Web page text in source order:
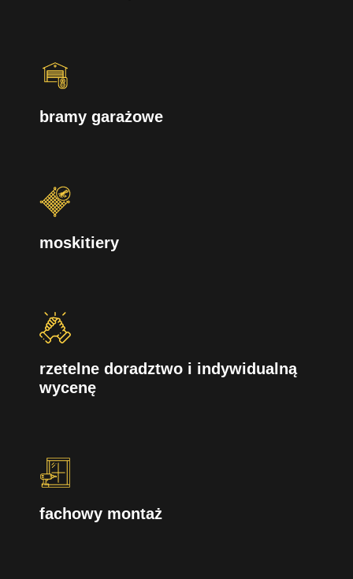
bramy garażowe
moskitiery
rzetelne doradztwo i indywidualną
wycenę
fachowy montaż